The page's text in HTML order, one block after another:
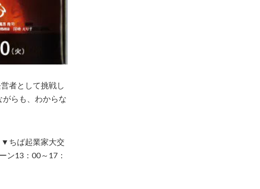
者として挑戦し
らも、わからな
▼ちば起業家大交
ン13：00～17：